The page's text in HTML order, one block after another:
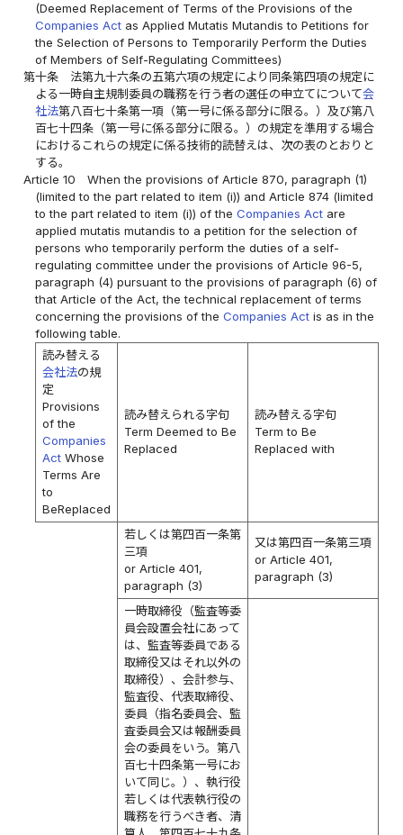
(Deemed Replacement of Terms of the Provisions of the
Companies Act as Applied Mutatis Mutandis to Petitions for
the Selection of Persons to Temporarily Perform the Duties
of Members of Self-Regulating Committees)
第十条
法第九十六条の五第六項の規定により同条第四項の規定に
よる一時自主規制委員の職務を行う者の選任の申立てについて会
社法第八百七十条第一項（第一号に係る部分に限る。）及び第八
百七十四条（第一号に係る部分に限る。）の規定を準用する場合
におけるこれらの規定に係る技術的読替えは、次の表のとおりと
する。
Article 10
When the provisions of Article 870, paragraph (1)
(limited to the part related to item (i)) and Article 874 (limited
to the part related to item (i)) of theCompanies Act are
applied mutatis mutandis to a petition for the selection of
persons who temporarily perform the duties of a self-
regulating committee under the provisions of Article 96-5,
paragraph (4) pursuant to the provisions of paragraph (6) of
that Article of the Act, the technical replacement of terms
concerning the provisions of theCompanies Act is as in the
following table.
読み替える
会社法の規
定
Provisions
of the
Companies
Act Whose
Terms Are
to
BeReplaced
読み替えられる字句
Term Deemed to Be
Replaced
読み替える字句
Term to Be
Replaced with
若しくは第四百一条第
三項
or Article 401,
paragraph (3)
又は第四百一条第三項
or Article 401,
paragraph (3)
一時取締役（監査等委
員会設置会社にあって
は、監査等委員である
取締役又はそれ以外の
取締役）、会計参与、
監査役、代表取締役、
委員（指名委員会、監
査委員会又は報酬委員
会の委員をいう。第八
百七十四条第一号にお
いて同じ。）、執行役
若しくは代表執行役の
職務を行うべき者、清